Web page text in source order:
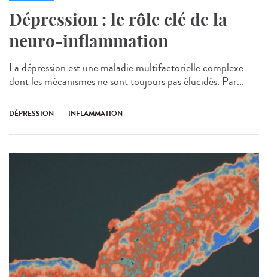
Dépression : le rôle clé de la
neuro-inflammation
La dépression est une maladie multifactorielle complexe
dont les mécanismes ne sont toujours pas élucidés. Par...
DÉPRESSION INFLAMMATION